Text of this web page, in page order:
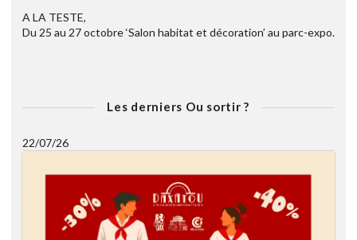
A LA TESTE,
Du 25 au 27 octobre ‘Salon habitat et décoration’ au parc-expo.
Les derniers Ou sortir ?
22/07/26